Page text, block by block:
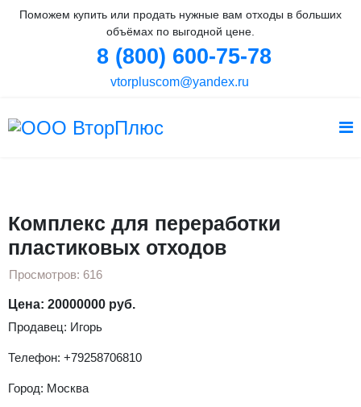
Поможем купить или продать нужные вам отходы в больших
объёмах по выгодной цене.
8 (800) 600-75-78
vtorpluscom@yandex.ru
Комплекс для переработки
пластиковых отходов
Просмотров: 616
Цена: 20000000 руб.
Продавец: Игорь
Телефон: +79258706810
Город: Москва